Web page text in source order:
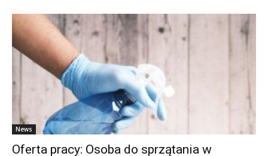
News
Oferta pracy: Osoba do sprzątania w